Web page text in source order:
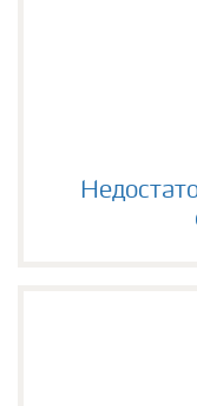
Недостаток